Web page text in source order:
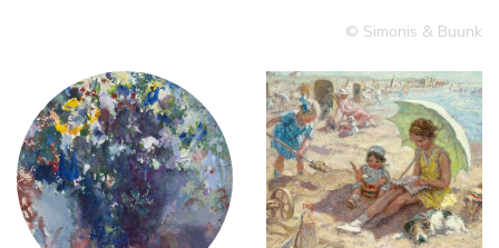
© Simonis & Buunk